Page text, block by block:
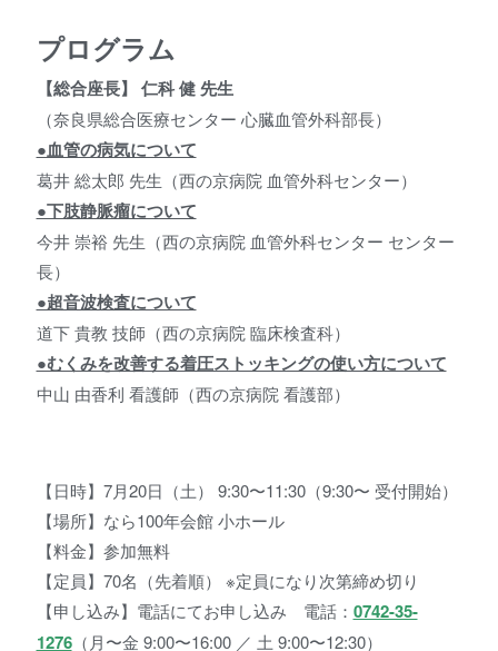
プログラム
【総合座長】 仁科 健 先生
（奈良県総合医療センター 心臓血管外科部長）
●血管の病気について
葛井 総太郎 先生（西の京病院 血管外科センター）
●下肢静脈瘤について
今井 崇裕 先生（西の京病院 血管外科センター センター
長）
●超音波検査について
道下 貴教 技師（西の京病院 臨床検査科）
●むくみを改善する着圧ストッキングの使い方について
中山 由香利 看護師（西の京病院 看護部）
【日時】7月20日（土） 9:30〜11:30（9:30〜 受付開始）
【場所】なら100年会館 小ホール
【料金】参加無料
【定員】70名（先着順） ※定員になり次第締め切り
【申し込み】電話にてお申し込み 電話： 0742-35-
1276（月〜金 9:00〜16:00 ／ 土 9:00〜12:30）